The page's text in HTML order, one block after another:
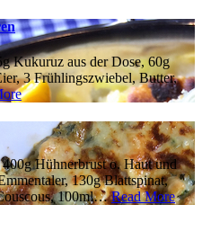
Kukuruz aus der Dose, 60g
3 Frühlingszwiebel, Butter,
Hühnerbrust o. Haut und
130g Blattspinat,
100ml… Read More